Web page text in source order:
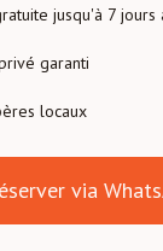
jusqu'à 7 jours
garanti
locaux
via